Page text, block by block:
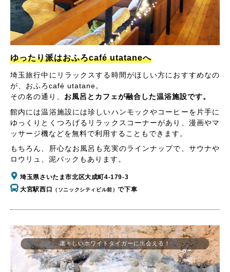
ゆったり派はおふろcafé utataneへ
埼玉旅行中にリラックスする時間がほしい方におすすめなの
が、おふろcafé utatane。
その名の通り、 お風呂とカフェが融合した温浴施設です。
館内には温浴施設には珍しいハンモックやコーヒーを片手に
ゆっくりとくつろげるリラックスコーナーがあり、漫画やマ
ッサージ機などを無料で利用することもできます。
もちろん、肝心なお風呂も充実のラインナップで、サウナや
ロウリュ、泥パックもあります。
埼玉県さいたま市北区大成町4-179-3
大宮駅西口
（ソニックシティビル前）で下車
凛々しいホワイトタイガーに出会える！